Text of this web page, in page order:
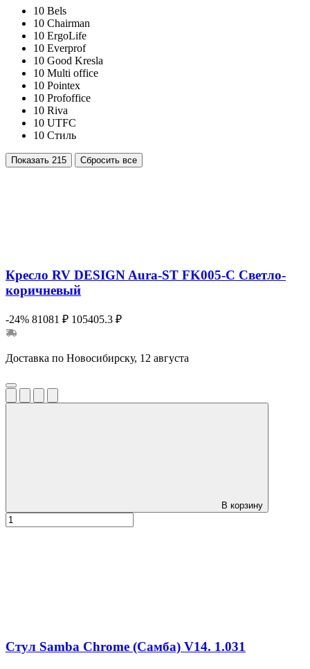
10 Bels
10 Chairman
10 ErgoLife
10 Everprof
10 Good Kresla
10 Multi office
10 Pointex
10 Profoffice
10 Riva
10 UTFC
10 Стиль
Показать 215 Сбросить все
Кресло RV DESIGN Aura-ST FK005-C Светло-
коричневый
-24% 81081 ₽ 105405.3 ₽
Доставка по Новосибирску, 12 августа
В корзину
Стул Samba Chrome (Самба) V14. 1.031